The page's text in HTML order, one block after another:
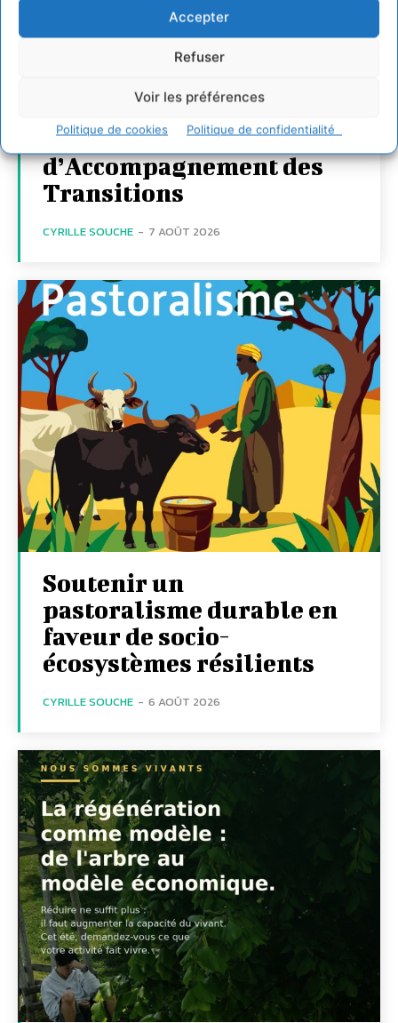
Accepter
Refuser
Voir les préférences
Politique de cookies Politique de confidentialité
Transformer les
territoires par le
dialogue et la
coopération avec un
Commun
d’Accompagnement des
Transitions
CYRILLE SOUCHE - 7 AOÛT 2026
Soutenir un
pastoralisme durable en
faveur de socio-
écosystèmes résilients
CYRILLE SOUCHE - 6 AOÛT 2026